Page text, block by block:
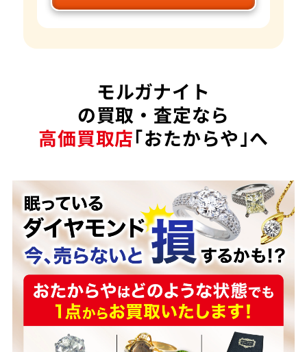
モルガナイト
の買取・査定なら
高価買取店｢おたからや｣へ